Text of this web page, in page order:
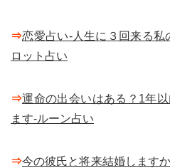
⇒恋愛占い-人生に３回来る私
ロット占い
⇒運命の出会いはある？1年
ます-ルーン占い
⇒今の彼氏と将来結婚します